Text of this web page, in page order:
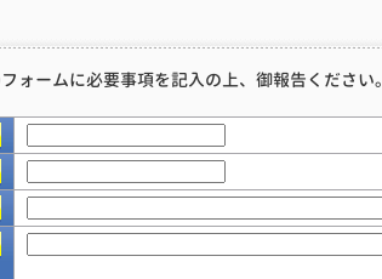
ォームに必要事項を記入の上、御報告ください。